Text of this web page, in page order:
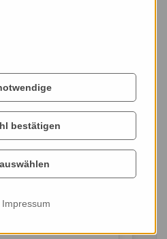
Do Fr
30 31 1 2
6 7 8 9
13 14
bestätigen
Impressum